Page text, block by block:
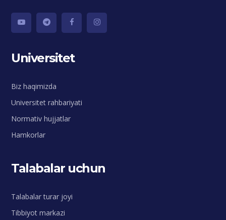
Universitet
Biz haqimizda
Universitet rahbariyati
Normativ hujjatlar
Hamkorlar
Talabalar uchun
Talabalar turar joyi
Tibbiyot markazi